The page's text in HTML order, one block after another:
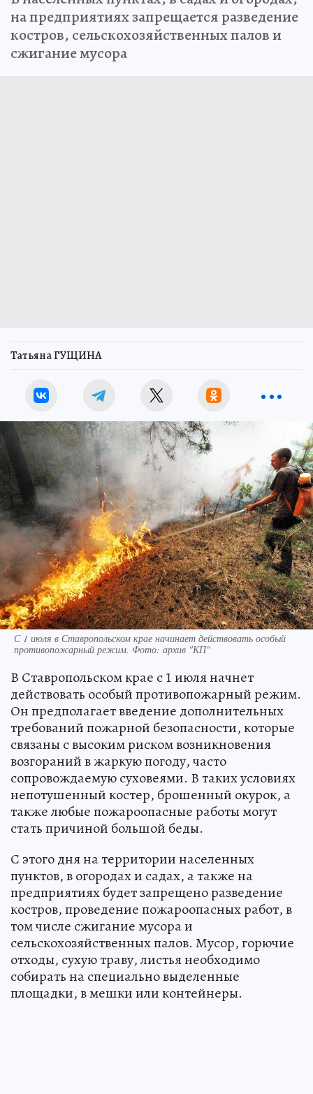
на предприятиях запрещается разведение
костров, сельскохозяйственных палов и
сжигание мусора
Татьяна ГУЩИНА
С 1 июля в Ставропольском крае начинает действовать особый
противопожарный режим. Фото: архив "КП"
В Ставропольском крае с 1 июля начнет
действовать особый противопожарный режим.
Он предполагает введение дополнительных
требований пожарной безопасности, которые
связаны с высоким риском возникновения
возгораний в жаркую погоду, часто
сопровождаемую суховеями. В таких условиях
непотушенный костер, брошенный окурок, а
также любые пожароопасные работы могут
стать причиной большой беды.
С этого дня на территории населенных
пунктов, в огородах и садах, а также на
предприятиях будет запрещено разведение
костров, проведение пожароопасных работ, в
том числе сжигание мусора и
сельскохозяйственных палов. Мусор, горючие
отходы, сухую траву, листья необходимо
собирать на специально выделенные
площадки, в мешки или контейнеры.